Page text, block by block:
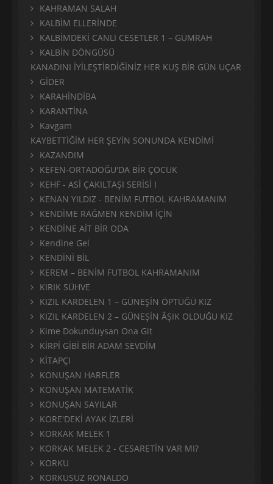
KAHRAMAN SALAH
KALBİM ELLERİNDE
KALBİMDEKİ CANLI CESETLER 1 – GÜMRAH
KALBİN DÖNGÜSÜ
KANADINI İYİLEŞTİRDİĞİNİZ HER KUŞ BİR GÜN UÇAR
GİDER
KARAHİNDİBA
KARANTİNA
Kavgam
KAYBETTİĞİM HER ŞEYİN SONUNDA KENDİMİ
KAZANDIM
KEFEN-ORTADOĞU'DA BİR ÇOCUK
KEHF - ASİ ÇAKILTAŞI SERİSİ I
KENAN YILDIZ - BENİM FUTBOL KAHRAMANIM
KENDİME RAĞMEN KENDİM İÇİN
KENDİNE AİT BİR ODA
Kendine Gel
KENDİNİ BİL
KEREM – BENİM FUTBOL KAHRAMANIM
KIRIK SÜHVE
KIZIL KARDELEN 1 – GÜNEŞİN ÖPTÜĞÜ KIZ
KIZIL KARDELEN 2 – GÜNEŞİN ÂŞIK OLDUĞU KIZ
Kime Dokunduysan Ona Git
KİRPİ GİBİ BİR ADAM SEVDİM
KİTAPÇI
KONUŞAN HARFLER
KONUŞAN MATEMATİK
KONUŞAN SAYILAR
KORE'DEKİ AYAK İZLERİ
KORKAK MELEK 1
KORKAK MELEK 2 - CESARETİN VAR MI?
KORKU
KORKUSUZ RONALDO